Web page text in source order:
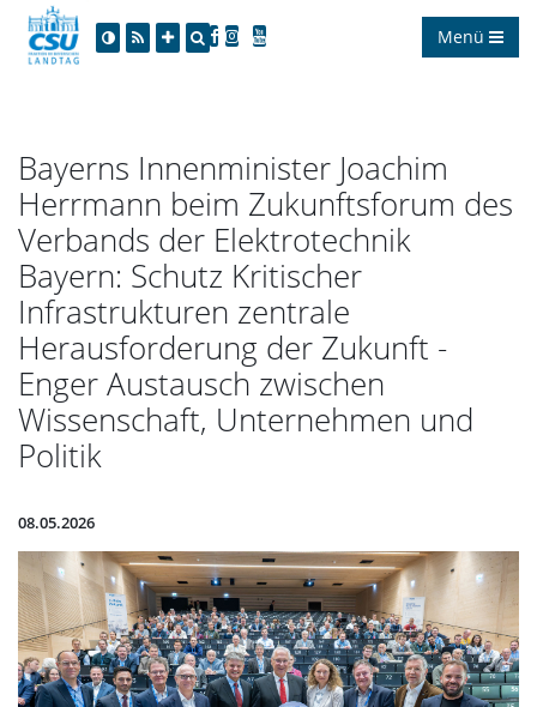
Menü
Bayerns Innenminister Joachim
Herrmann beim Zukunftsforum des
Verbands der Elektrotechnik
Bayern: Schutz Kritischer
Infrastrukturen zentrale
Herausforderung der Zukunft -
Enger Austausch zwischen
Wissenschaft, Unternehmen und
Politik
08.05.2026